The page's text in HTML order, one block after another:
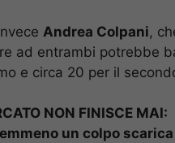
Andrea Colpani,
ad entrambi potrebbe
e circa 20 per il
NON FINISCE MAI:
un colpo